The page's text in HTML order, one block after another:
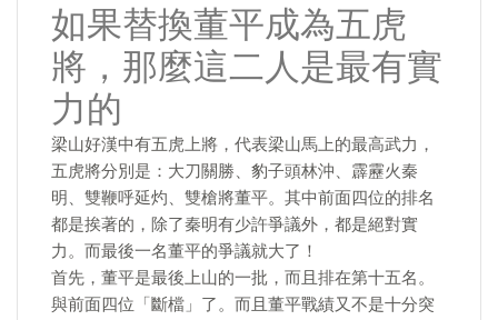
如果替換董平成為五虎
將，那麼這二人是最有實
力的
梁山好漢中有五虎上將，代表梁山馬上的最高武力，
五虎將分別是：大刀關勝、豹子頭林沖、霹靂火秦
明、雙鞭呼延灼、雙槍將董平。其中前面四位的排名
都是挨著的，除了秦明有少許爭議外，都是絕對實
力。而最後一名董平的爭議就大了！
首先，董平是最後上山的一批，而且排在第十五名。
與前面四位「斷檔」了。而且董平戰績又不是十分突